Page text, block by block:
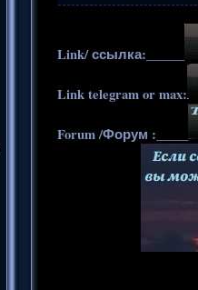
Link/ ссылка:______
Link telegram or max:
Forum /Форум :_____